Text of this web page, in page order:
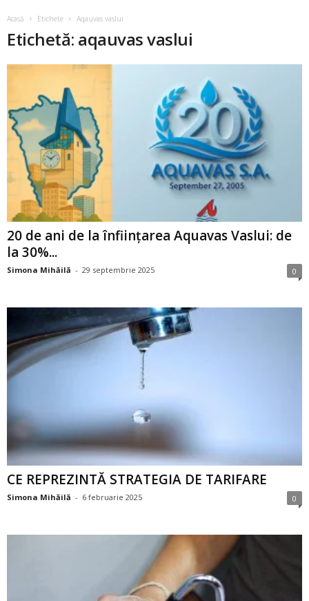
Acasă Etichete Aqauvas vaslui
Etichetă: aqauvas vaslui
20 de ani de la înființarea Aquavas Vaslui: de
la 30%...
Simona Mihăilă - 29 septembrie 2025 0
CE REPREZINTĂ STRATEGIA DE TARIFARE
Simona Mihăilă - 6 februarie 2025 0